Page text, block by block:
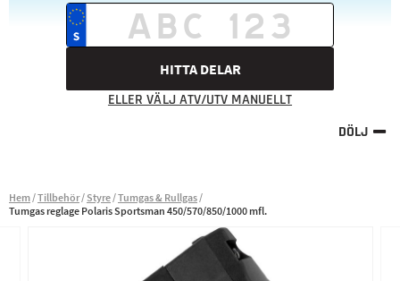
HITTA DELAR
ELLER VÄLJ ATV/UTV MANUELLT
DÖLJ
Hem Tillbehör Styre Tumgas & Rullgas
Tumgas reglage Polaris Sportsman 450/570/850/1000 mfl.